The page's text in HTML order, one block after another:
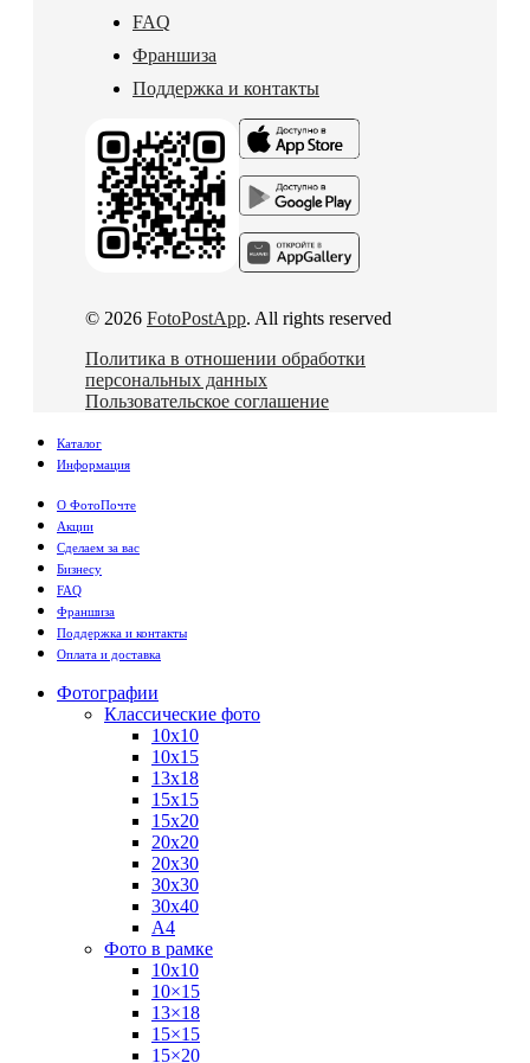
FAQ
Франшиза
Поддержка и контакты
© 2026 FotoPostApp. All rights reserved
Политика в отношении обработки
персональных данных
Пользовательское соглашение
Каталог
Информация
О ФотоПочте
Акции
Сделаем за вас
Бизнесу
FAQ
Франшиза
Поддержка и контакты
Оплата и доставка
Фотографии
Классические фото
10х10
10х15
13х18
15х15
15х20
20х20
20х30
30х30
30х40
А4
Фото в рамке
10х10
10×15
13×18
15×15
15×20